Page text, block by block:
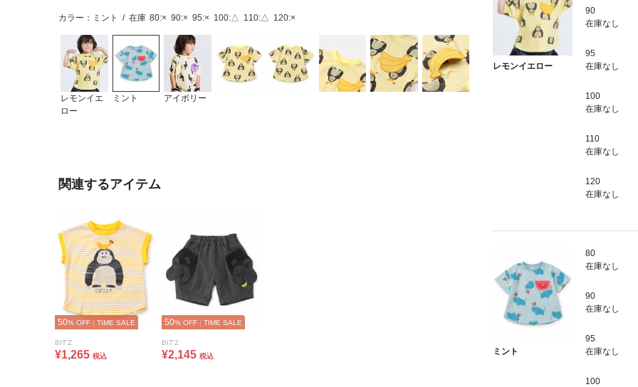
カラー：ミント / 在庫 80:× 90:× 95:× 100:△ 110:△ 120:×
レモンイエ
ロー
ミント アイボリー
関連するアイテム
50% OFF | TIME SALE
BIT'Z
¥1,265 税込
50% OFF | TIME SALE
BIT'Z
¥2,145 税込
レモンイエロー
90
在庫なし
95
在庫なし
100
在庫なし
110
在庫なし
120
在庫なし
ミント
80
在庫なし
90
在庫なし
95
在庫なし
100